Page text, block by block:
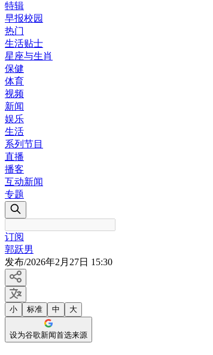
特辑
早报校园
热门
生活贴士
星座与生肖
保健
体育
视频
新闻
娱乐
生活
系列节目
直播
播客
互动新闻
专题
订阅
郭跃男
发布/2026年2月27日 15:30
小 标准 中 大
设为谷歌新闻首选来源